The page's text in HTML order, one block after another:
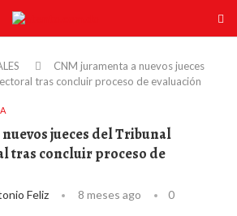
CNM juramenta a nuevos jueces
tras concluir proceso de evaluación
jueces del Tribunal
tras concluir proceso de
Feliz 8 meses ago
0